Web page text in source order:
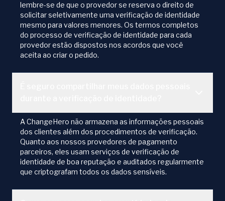
lembre-se de que o provedor se reserva o direito de
solicitar seletivamente uma verificação de identidade
mesmo para valores menores. Os termos completos
do processo de verificação de identidade para cada
provedor estão dispostos nos acordos que você
aceita ao criar o pedido.
A ChangeHero não armazena as informações pessoais
dos clientes além dos procedimentos de verificação.
Quanto aos nossos provedores de pagamento
parceiros, eles usam serviços de verificação de
identidade de boa reputação e auditados regularmente
que criptografam todos os dados sensíveis.